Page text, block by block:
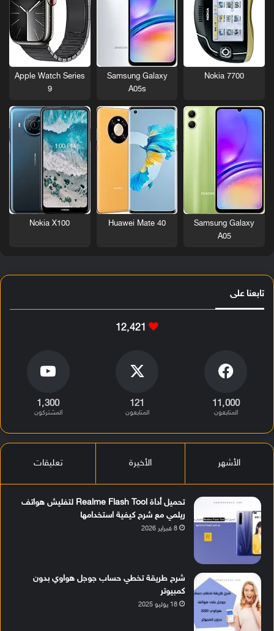
Nokia 7700
Samsung Galaxy
A05s
Apple Watch Series
9
Samsung Galaxy
A05
Huawei Mate 40
Nokia X100
تابعنا على
12٬421
11٬000
المتابعون
121
المتابعون
1٬300
المشتركون
الأشهر الأخيرة تعليقات
تحميل أداة Realme Flash Tool لتفليش هواتف
ريلمي مع شرح كيفية استخدامها
8 فبراير 2026
شرح طريقة تخطي حساب جوجل هواوي بدون
كمبيوتر
18 يوليو 2025